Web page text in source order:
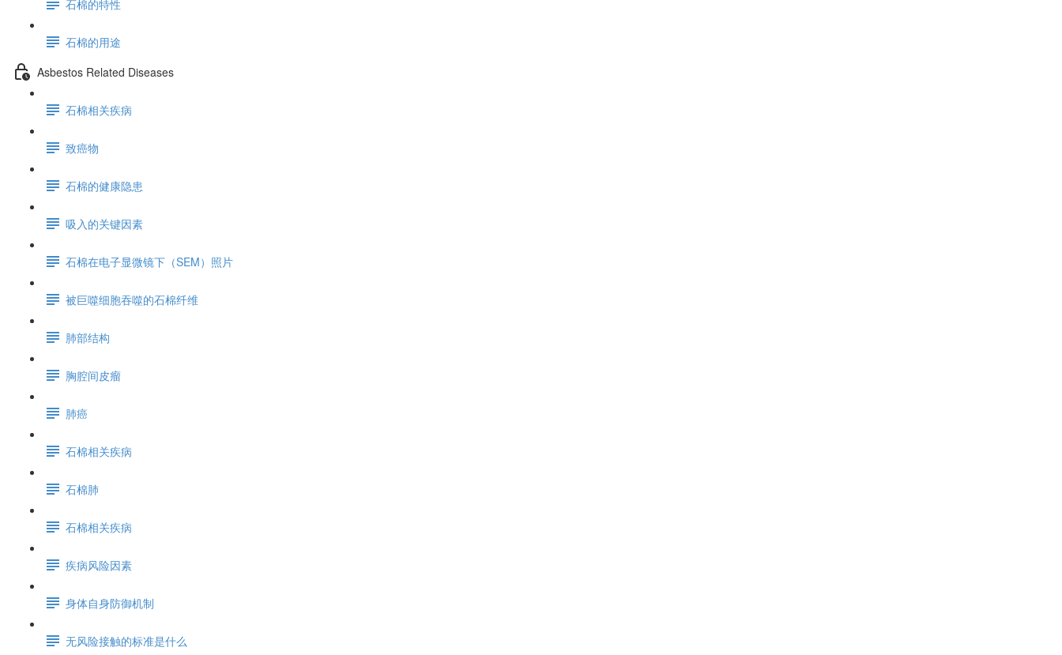
石棉的特性
石棉的用途
Asbestos Related Diseases
石棉相关疾病
致癌物
石棉的健康隐患
吸入的关键因素
石棉在电子显微镜下（SEM）照片
被巨噬细胞吞噬的石棉纤维
肺部结构
胸腔间皮瘤
肺癌
石棉相关疾病
石棉肺
石棉相关疾病
疾病风险因素
身体自身防御机制
无风险接触的标准是什么